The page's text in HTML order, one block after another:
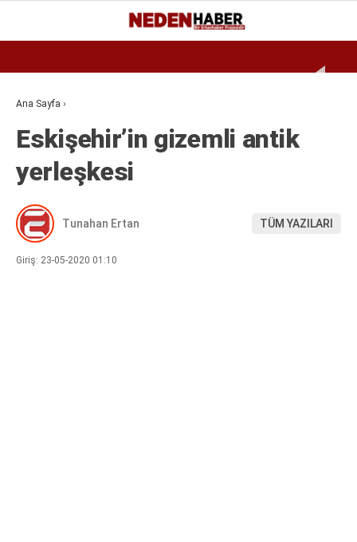
22.3
BURSA
EKONOMI
BIYOGRAFI
SPOR
MAGAZIN
Ana Sayfa ›
Eskişehir’in gizemli antik
yerleşkesi
Tunahan Ertan TÜM YAZILARI
Giriş: 23-05-2020 01:10